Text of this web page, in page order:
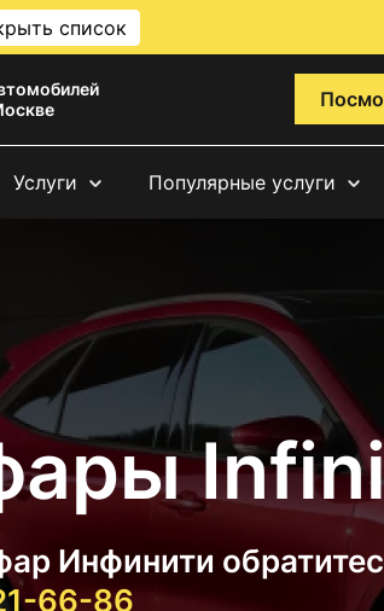
список
Услуги Популярные услуги
Инфинити
66-86